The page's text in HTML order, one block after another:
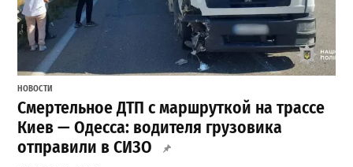
НОВОСТИ
Смертельное ДТП с маршруткой на трассе
Киев — Одесса: водителя грузовика
отправили в СИЗО